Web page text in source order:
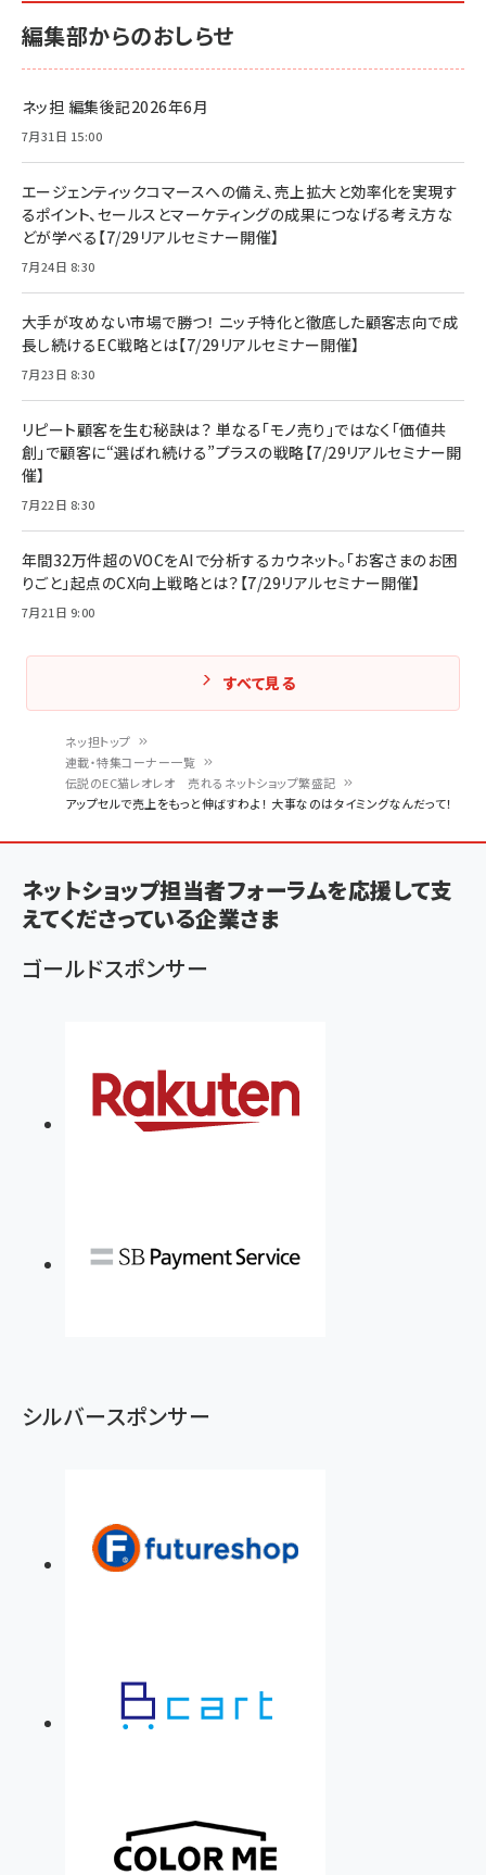
く
ず
ネッ担トップ
連載・特集コーナー一覧
伝説のEC猫レオレオ 売れるネットショップ繁盛記
アップセルで売上をもっと伸ばすわよ！ 大事なのはタイミングなんだって！
編集部からのおしらせ
ネッ担 編集後記2026年6月
7月31日 15:00
エージェンティックコマースへの備え、売上拡大と効率化を実現す
るポイント、セールスとマーケティングの成果につなげる考え方な
どが学べる【7/29リアルセミナー開催】
7月24日 8:30
大手が攻めない市場で勝つ！ ニッチ特化と徹底した顧客志向で成
長し続けるEC戦略とは【7/29リアルセミナー開催】
7月23日 8:30
リピート顧客を生む秘訣は？ 単なる「モノ売り」ではなく「価値共
創」で顧客に“選ばれ続ける”プラスの戦略【7/29リアルセミナー開
催】
7月22日 8:30
年間32万件超のVOCをAIで分析するカウネット。「お客さまのお困
りごと」起点のCX向上戦略とは？【7/29リアルセミナー開催】
7月21日 9:00
すべて見る
ネットショップ担当者フォーラムを応援して支
えてくださっている企業さま
ゴールドスポンサー
シルバースポンサー